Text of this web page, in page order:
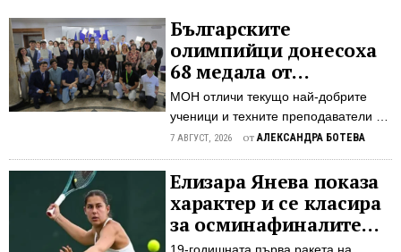
Българските
олимпийци донесоха
68 медала от
международни
форуми
МОН отличи текущо най-добрите
ученици и техните преподаватели с
постижения в международни,
от началото на годината до сега
Българските национални отбори по
природни науки, философия и
английски език продължават да
7 АВГУСТ, 2026 от АЛЕКСАНДРА БОТЕВА
Елизара Янева показа
характер и се класира
за осминафиналите
във Варшава след